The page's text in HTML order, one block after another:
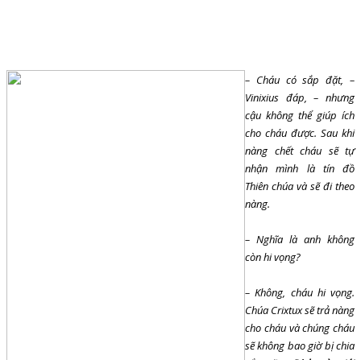
– Cháu có sắp đặt, –
Vinixius đáp, – nhưng
cậu không thể giúp ích
cho cháu được. Sau khi
nàng chết cháu sẽ tự
nhận mình là tín đồ
Thiên chúa và sẽ đi theo
nàng.
– Nghĩa là anh không
còn hi vọng?
– Không, cháu hi vọng.
Chúa Crixtux sẽ trả nàng
cho cháu và chúng cháu
sẽ không bao giờ bị chia